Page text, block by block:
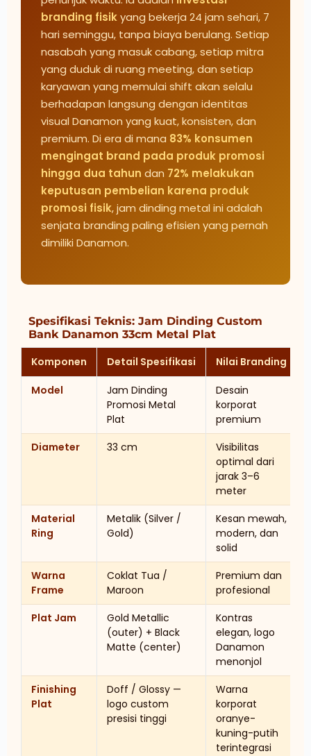
branding fisikyang bekerja 24 jam sehari, 7
hari seminggu, tanpa biaya berulang. Setiap
nasabah yang masuk cabang, setiap mitra
yang duduk di ruang meeting, dan setiap
karyawan yang memulai shift akan selalu
berhadapan langsung dengan identitas
visual Danamon yang kuat, konsisten, dan
premium. Di era di mana 83% konsumen
mengingat brand pada produk promosi
hingga dua tahun dan 72% melakukan
keputusan pembelian karena produk
promosi fisik, jam dinding metal ini adalah
senjata branding paling efisien yang pernah
dimiliki Danamon.
Spesifikasi Teknis: Jam Dinding Custom
Bank Danamon 33cm Metal Plat
Komponen Detail Spesifikasi Nilai Branding
Model
Jam Dinding
Promosi Metal
Plat
Desain
korporat
premium
Diameter
33 cm
Visibilitas
optimal dari
jarak 3–6
meter
Material
Ring
Metalik (Silver /
Gold)
Kesan mewah,
modern, dan
solid
Warna
Frame
Coklat Tua /
Maroon
Premium dan
profesional
Plat Jam
Gold Metallic
(outer) + Black
Matte (center)
Kontras
elegan, logo
Danamon
menonjol
Finishing
Plat
Doff / Glossy —
logo custom
presisi tinggi
Warna
korporat
oranye-
kuning-putih
terintegrasi